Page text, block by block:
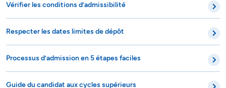
Vérifier les conditions d’admissibilité
Respecter les dates limites de dépôt
Processus d’admission en 5 étapes faciles
Guide du candidat aux cycles supérieurs